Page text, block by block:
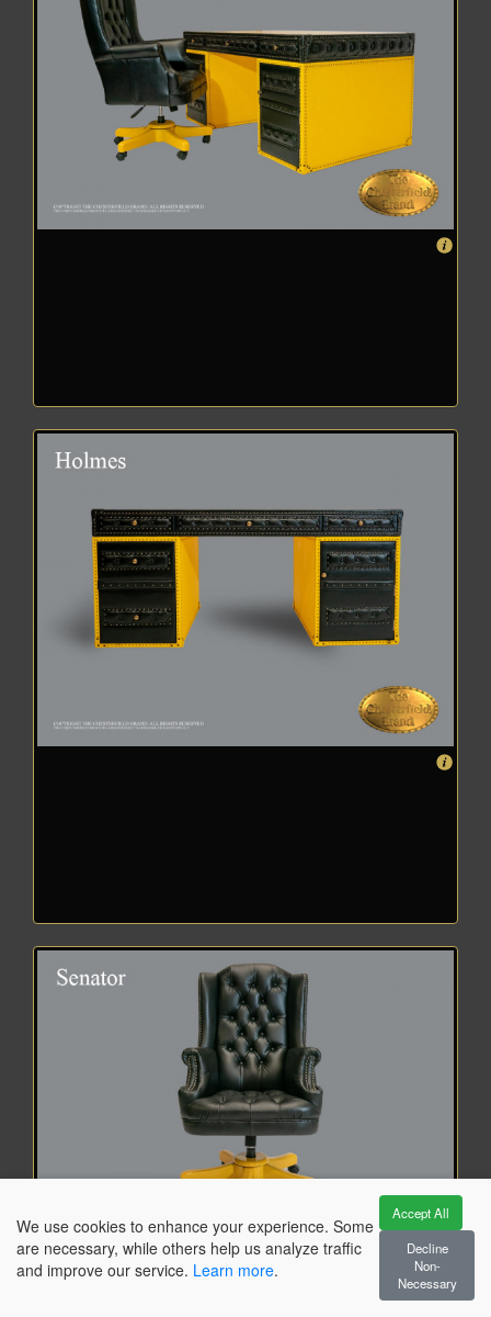
We use cookies to enhance your experience. Some
are necessary, while others help us analyze traffic
and improve our service. Learn more.
Accept All
Decline
Non-
Necessary